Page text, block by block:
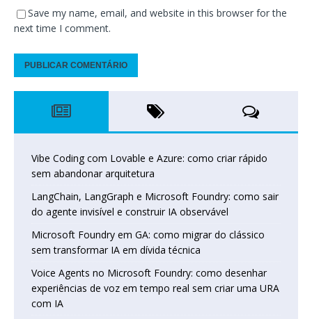
Save my name, email, and website in this browser for the
next time I comment.
Vibe Coding com Lovable e Azure: como criar rápido
sem abandonar arquitetura
LangChain, LangGraph e Microsoft Foundry: como sair
do agente invisível e construir IA observável
Microsoft Foundry em GA: como migrar do clássico
sem transformar IA em dívida técnica
Voice Agents no Microsoft Foundry: como desenhar
experiências de voz em tempo real sem criar uma URA
com IA